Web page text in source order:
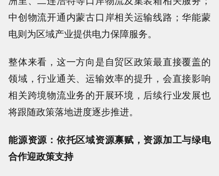
中创物流开通内蒙古口岸相关运输线路；华能蒙
电则为区域产业提供电力保障服务。
整体来看，这一方向是自贸区政策最直接覆盖的
领域，行业通关、运输效率的提升，会直接影响
相关跨境物流业务的开展环境，后续行业发展也
将跟随政策落地进度逐步推进。
能源资源：依托区域资源禀赋，资源加工与绿电
合作迎政策支持